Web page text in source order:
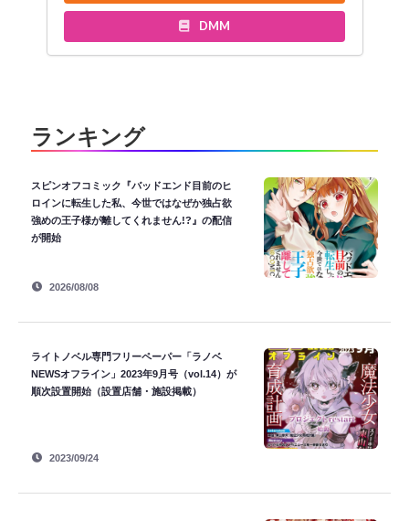
DMM
ランキング
スピンオフコミック『バッドエンド目前のヒ
ロインに転生した私、今世ではなぜか独占欲
強めの王子様が離してくれません!?』の配信
が開始
2026/08/08
ライトノベル専門フリーペーパー「ラノベ
NEWSオフライン」2023年9月号（vol.14）が
順次設置開始（設置店舗・施設掲載）
2023/09/24